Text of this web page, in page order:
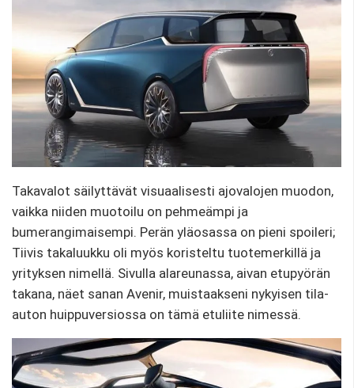
Takavalot säilyttävät visuaalisesti ajovalojen muodon,
vaikka niiden muotoilu on pehmeämpi ja
bumerangimaisempi. Perän yläosassa on pieni spoileri;
Tiivis takaluukku oli myös koristeltu tuotemerkillä ja
yrityksen nimellä. Sivulla alareunassa, aivan etupyörän
takana, näet sanan Avenir, muistaakseni nykyisen tila-
auton huippuversiossa on tämä etuliite nimessä.